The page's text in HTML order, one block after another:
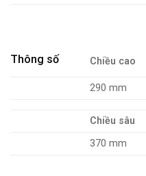
Thông số Chiều cao
290 mm
Chiều sâu
370 mm